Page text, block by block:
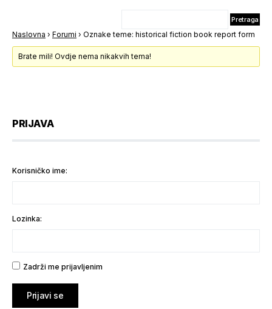
Naslovna › Forumi › Oznake teme: historical fiction book report form
Brate mili! Ovdje nema nikakvih tema!
PRIJAVA
Korisničko ime:
Lozinka:
Zadrži me prijavljenim
Prijavi se